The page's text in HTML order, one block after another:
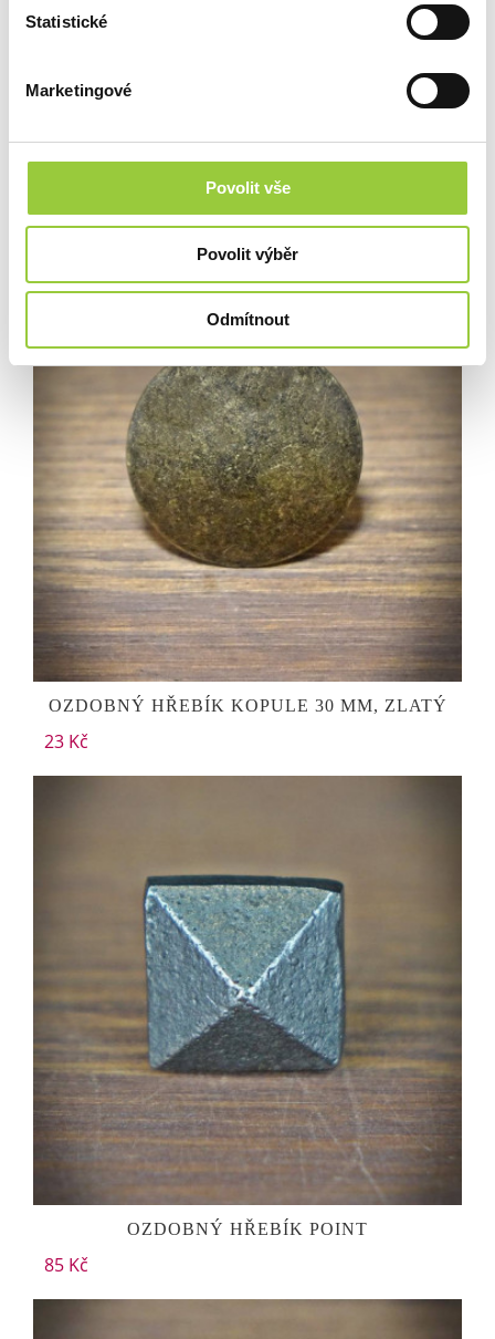
Statistické
Marketingové
Povolit vše
Povolit výběr
Odmítnout
SUROVÝ
38 Kč
OZDOBNÝ HŘEBÍK KOPULE 30 MM, ZLATÝ
23 Kč
OZDOBNÝ HŘEBÍK POINT
85 Kč